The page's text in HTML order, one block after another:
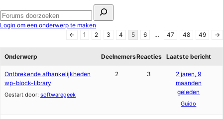
naar:
Forums
doorzoeken
Login om een ​​onderwerp te maken
←
1 2 3 4 5 6 … 47 48 49 →
Onderwerp DeelnemersReacties Laatste bericht
Ontbrekende afhankelijkheden
wp-block-library
Gestart door: softwaregeek
2 3
2 jaren, 9
maanden
geleden
Guido